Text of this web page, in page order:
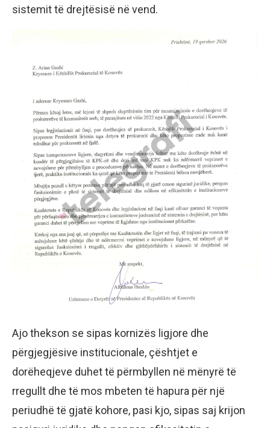
sistemit të drejtësisë në vend.
Ajo thekson se sipas kornizës ligjore dhe
përgjegjësive institucionale, çështjet e
dorëheqjeve duhet të përmbyllen në mënyrë të
rregullt dhe të mos mbeten të hapura për një
periudhë të gjatë kohore, pasi kjo, sipas saj krijon